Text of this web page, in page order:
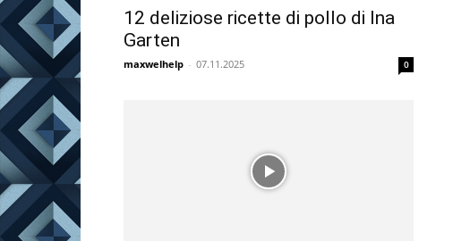
12 deliziose ricette di pollo di Ina
Garten
maxwelhelp - 07.11.2025 0